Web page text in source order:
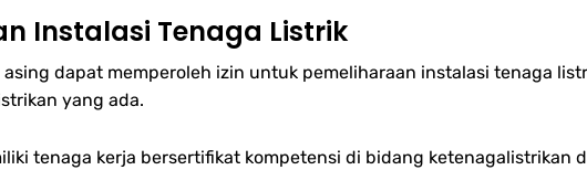
Instalasi Tenaga Listrik
dapat memperoleh izin untuk pemeliharaan instalasi tenaga
yang ada.
tenaga kerja bersertifikat kompetensi di bidang ketenagalistrikan